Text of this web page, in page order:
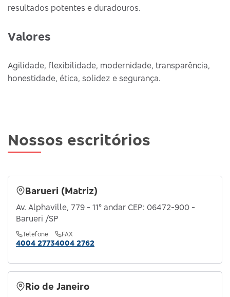
resultados potentes e duradouros.
Valores
Agilidade, flexibilidade, modernidade, transparência,
honestidade, ética, solidez e segurança.
Nossos escritórios
Barueri (Matriz)
Av. Alphaville, 779 - 11° andar CEP: 06472-900 -
Barueri /SP
Telefone
4004 2773
FAX
4004 2762
Rio de Janeiro